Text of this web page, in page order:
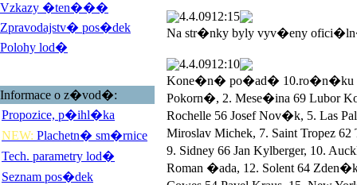
Vzkazy �ten���
Zpravodajstv� pos�dek
Polohy lod�
Informace o z�vod�:
Propozice, p�ihl�ka
NEW: Plachetn� sm�rnice
Tech. parametry lod�
Seznam pos�dek
4.4.0912:15
Na str�nky byly vyv�eny
4.4.0912:10
Kone�n� po�ad� 10.ro�n�ku
Pokorn�, 2. Mese�ina 69 Lubor
Rochelle 56 Josef Nov�k, 5. Las
Miroslav Michek, 7. Saint Tropez
9. Sidney 66 Jan Kylberger, 10.
Roman �ada, 12. Solent 64